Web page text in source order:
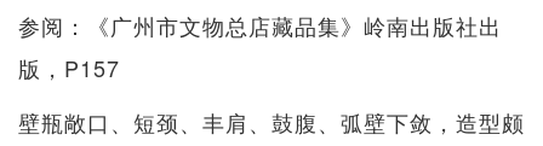
参阅：《广州市文物总店藏品集》岭南出版社出
版，P157
壁瓶敞口、短颈、丰肩、鼓腹、弧壁下敛，造型颇